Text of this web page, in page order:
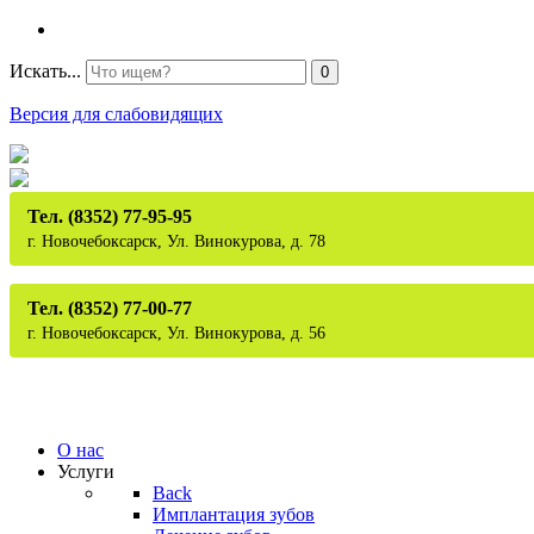
Искать... 0
Версия для слабовидящих
Тел. (8352) 77-95-95
г. Новочебоксарск, Ул. Винокурова, д. 78
Тел. (8352) 77-00-77
г. Новочебоксарск, Ул. Винокурова, д. 56
О нас
Услуги
Back
Имплантация зубов